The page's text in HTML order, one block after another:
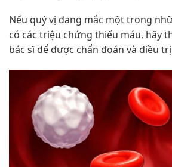
Nếu quý vị đang mắc một trong
có các triệu chứng thiếu máu, hãy
bác sĩ để được chẩn đoán và điều